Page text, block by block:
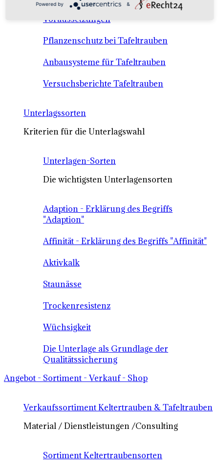
Tafeltraubenanbau - rechtliche
Voraussetzungen
Pflanzenschutz bei Tafeltrauben
Anbausysteme für Tafeltrauben
Versuchsberichte Tafeltrauben
Unterlagssorten
Kriterien für die Unterlagswahl
Unterlagen-Sorten
Die wichtigsten Unterlagensorten
Adaption - Erklärung des Begriffs
"Adaption"
Affinität - Erklärung des Begriffs "Affinität"
Aktivkalk
Staunässe
Trockenresistenz
Wüchsigkeit
Die Unterlage als Grundlage der
Qualitätssicherung
Angebot - Sortiment - Verkauf - Shop
Verkaufssortiment Keltertrauben & Tafeltrauben
Material / Dienstleistungen /Consulting
Sortiment Keltertraubensorten
Powered by &